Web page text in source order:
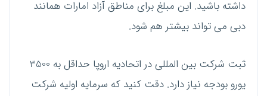
داشته باشید. این مبلغ برای مناطق آزاد امارات همانند
دبی می تواند بیشتر هم شود.
ثبت شرکت بین المللی در اتحادیه اروپا حداقل به 3500
یورو بودجه نیاز دارد. دقت کنید که سرمایه اولیه شرکت